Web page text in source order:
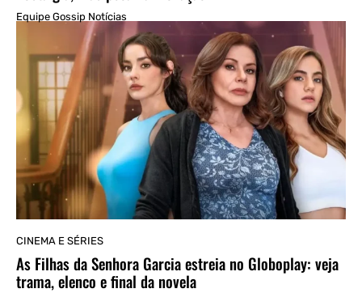
Equipe Gossip Notícias
CINEMA E SÉRIES
As Filhas da Senhora Garcia estreia no Globoplay: veja
trama, elenco e final da novela